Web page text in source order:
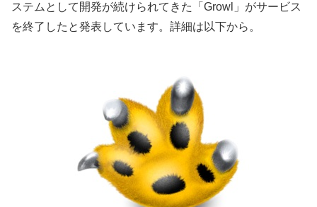
ステムとして開発が続けられてきた「Growl」がサービス
を終了したと発表しています。詳細は以下から。